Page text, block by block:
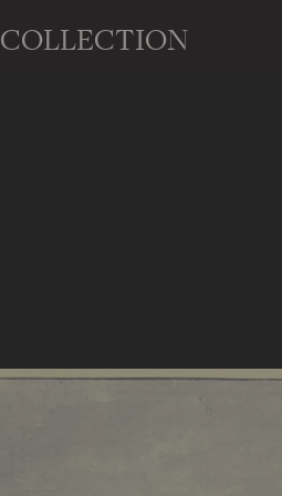
COLLECTION